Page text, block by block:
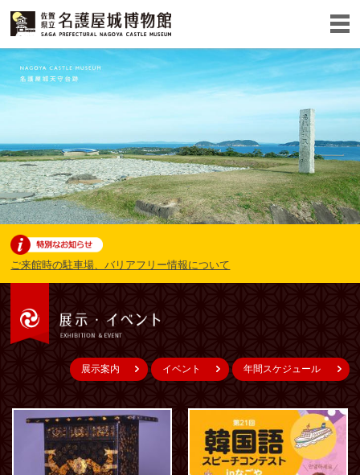
ご来館時の駐車場、バリアフリー情報について
展示案内 イベント 年間スケジュール